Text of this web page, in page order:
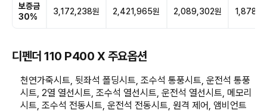
보증금
30%
3,172,238원 2,421,965원 2,089,302원
디펜더 110 P400 X 주요옵션
천연가죽시트, 뒷좌석 폴딩시트, 조수석 통풍시트, 운전석 통풍
시트, 2열 열선시트, 조수석 열선시트, 운전석 열선시트, 메모리
시트, 조수석 전동시트, 운전석 전동시트, 원격 제어, 앰비언트